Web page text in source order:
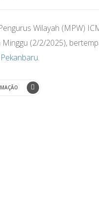
Wilayah (MPW)
Minggu (2/2/2025),
Pekanbaru.